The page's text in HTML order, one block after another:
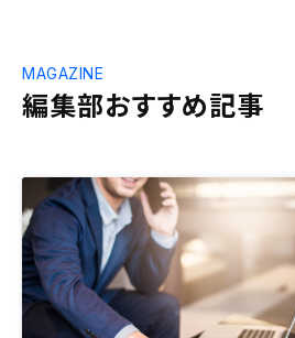
編集部おすすめ記事
MAGAZINE